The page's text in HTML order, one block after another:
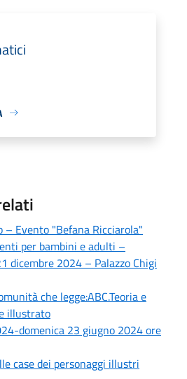
– Evento "Befana Ricciarola"
per bambini e adulti –
dicembre 2024 – Palazzo Chigi
che legge:ABC.Teoria e
illustrato
domenica 23 giugno 2024 ore
case dei personaggi illustri